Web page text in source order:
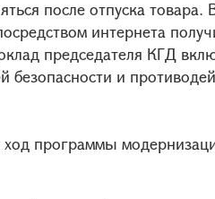
после отпуска
интернета
председателя КГД
безопасности и
ход программы